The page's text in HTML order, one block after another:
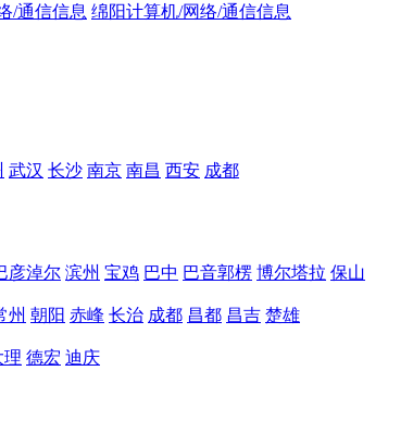
/通信信息 绵阳计算机/网络/通信信息
武汉 长沙 南京 南昌 西安 成都
彦淖尔 滨州 宝鸡 巴中 巴音郭楞 博尔塔拉 保山
州 朝阳 赤峰 长治 成都 昌都 昌吉 楚雄
理 德宏 迪庆